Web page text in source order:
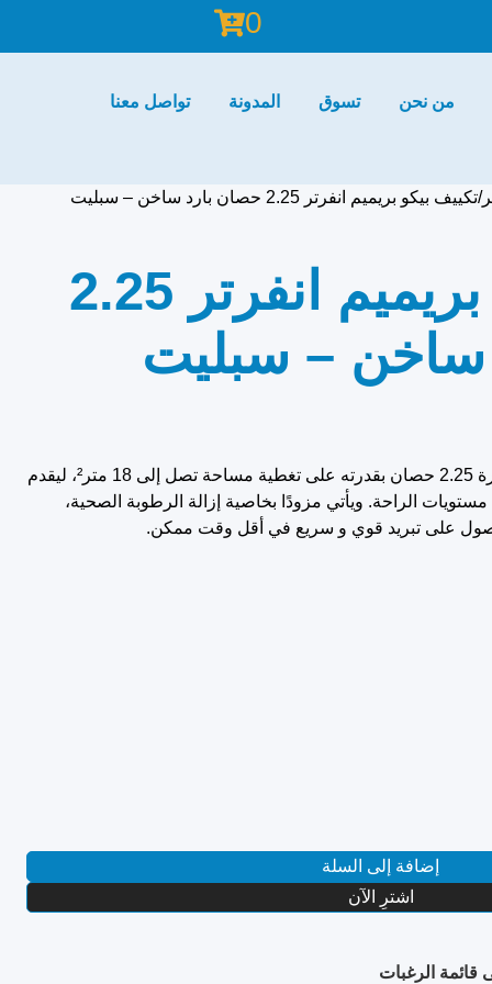
0
من نحن تسوق المدونة تواصل معنا
تكييف بيكو بريميم انفرتر 2.25 حصان بارد ساخن – سبليت
تكييف بيكو بريميم انفرتر 2.25
ساخن – سبليت
يتميز تكييف بيكو بريميم إنفرتر بقدرة 2.25 حصان بقدرته على تغطية مساحة تصل إلى 18 متر²، ليقدم
مستويات الراحة. ويأتي مزودًا بخاصية إزالة الرطوبة الصحية،
على تبريد قوي و سريع في أقل وقت ممكن.
إضافة إلى السلة
اشترِ الآن
قائمة الرغبات